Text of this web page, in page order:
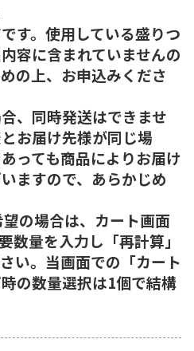
す。使用している盛りつ
容に含まれていませんの
の上、お申込みくださ
、同時発送はできませ
お届け先様が同じ場
っても商品によりお届け
ますので、あらかじめ
の場合は、カート画面
数量を入力し「再計算」
い。当画面での「カート
の数量選択は1個で結構